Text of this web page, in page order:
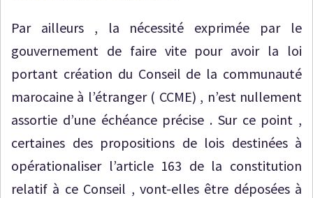
Par ailleurs , la nécessité exprimée par le
gouvernement de faire vite pour avoir la loi
portant création du Conseil de la communauté
marocaine à l’étranger ( CCME) , n’est nullement
assortie d’une échéance précise . Sur ce point ,
certaines des propositions de lois destinées à
opérationaliser l’article 163 de la constitution
relatif à ce Conseil , vont-elles être déposées à